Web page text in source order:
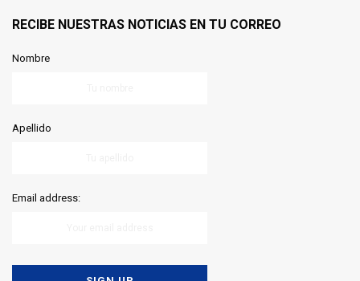
RECIBE NUESTRAS NOTICIAS EN TU CORREO
Nombre
Apellido
Email address: